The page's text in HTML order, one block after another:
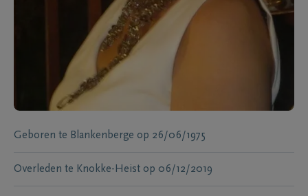
Geboren te Blankenberge op 26/06/1975
Overleden te Knokke-Heist op 06/12/2019